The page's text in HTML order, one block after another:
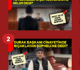
2